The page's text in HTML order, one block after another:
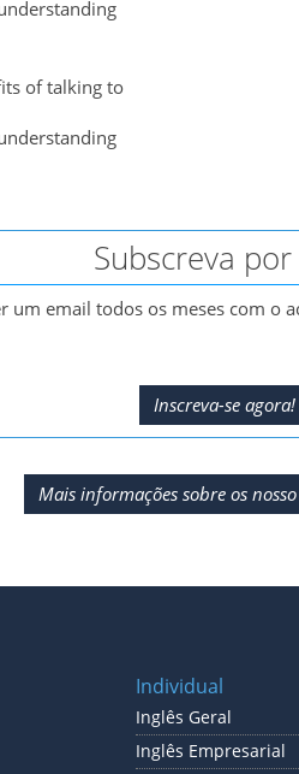
of talking to
Subscreva
um email todos os meses com o
Inscreva-se agora!
Mais informações sobre os
Individual
Inglês Geral
Inglês Empresarial